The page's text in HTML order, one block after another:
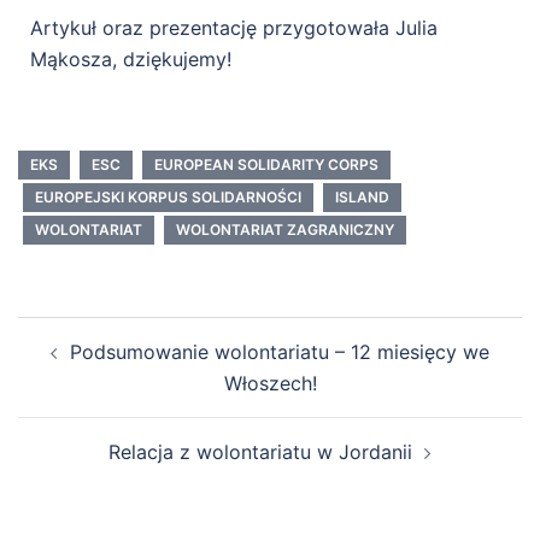
Artykuł oraz prezentację przygotowała Julia
Mąkosza, dziękujemy!
EKS ESC
EUROPEAN SOLIDARITY CORPS
EUROPEJSKI KORPUS SOLIDARNOŚCI
ISLAND
WOLONTARIAT
WOLONTARIAT ZAGRANICZNY
Podsumowanie wolontariatu – 12 miesięcy we
Włoszech!
Relacja z wolontariatu w Jordanii